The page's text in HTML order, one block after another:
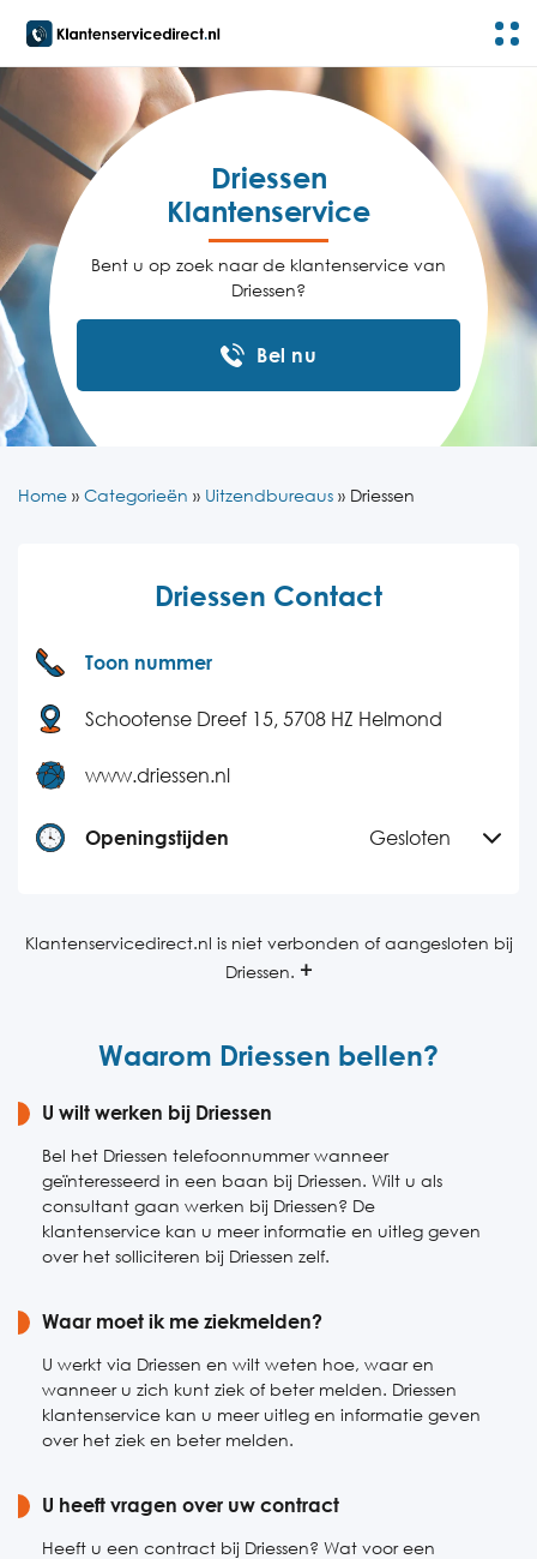
Driessen
Klantenservice
Bent u op zoek naar de klantenservice van
Driessen?
Bel nu
Home » Categorieën » Uitzendbureaus » Driessen
Driessen Contact
Toon nummer
Schootense Dreef 15, 5708 HZ Helmond
www.driessen.nl
Openingstijden Gesloten
Dinsdag
07:00-19:30
07:00-19:30
Zaterdag
Zondag
Klantenservicedirect.nl is niet verbonden of aangesloten bij
Driessen.
Waarom Driessen bellen?
U wilt werken bij Driessen
Bel het Driessen telefoonnummer wanneer
geïnteresseerd in een baan bij Driessen. Wilt u als
consultant gaan werken bij Driessen? De
klantenservice kan u meer informatie en uitleg geven
over het solliciteren bij Driessen zelf.
Waar moet ik me ziekmelden?
U werkt via Driessen en wilt weten hoe, waar en
wanneer u zich kunt ziek of beter melden. Driessen
klantenservice kan u meer uitleg en informatie geven
over het ziek en beter melden.
U heeft vragen over uw contract
Heeft u een contract bij Driessen? Wat voor een